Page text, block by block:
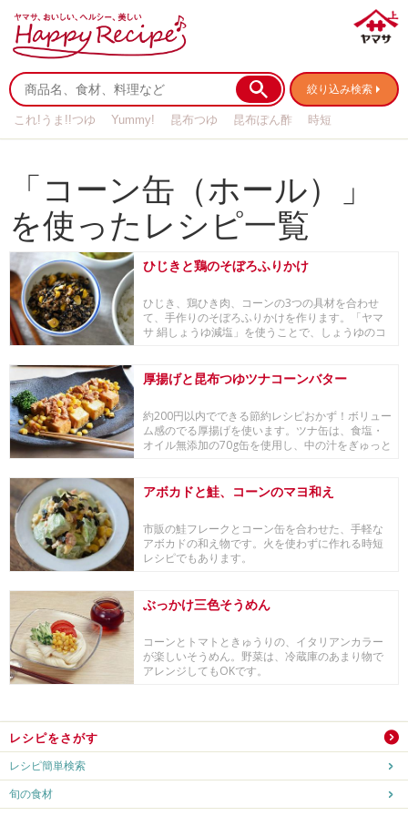
絞り込み検索
これ!うま!!つゆ Yummy! 昆布つゆ 昆布ぽん酢
時短
「コーン缶（ホール）」
を使ったレシピ一覧
ひじきと鶏のそぼろふりかけ
ひじき、鶏ひき肉、コーンの3つの具材を合わせ
て、手作りのそぼろふりかけを作ります。「ヤマ
サ 絹しょうゆ減塩」を使うことで、しょうゆのコ
厚揚げと昆布つゆツナコーンバター
約200円以内でできる節約レシピおかず！ボリュー
ム感のでる厚揚げを使います。ツナ缶は、食塩・
オイル無添加の70g缶を使用し、中の汁をぎゅっと
アボカドと鮭、コーンのマヨ和え
市販の鮭フレークとコーン缶を合わせた、手軽な
アボカドの和え物です。火を使わずに作れる時短
レシピでもあります。
ぶっかけ三色そうめん
コーンとトマトときゅうりの、イタリアンカラー
が楽しいそうめん。野菜は、冷蔵庫のあまり物で
アレンジしてもOKです。
レシピをさがす
レシピ簡単検索
旬の食材